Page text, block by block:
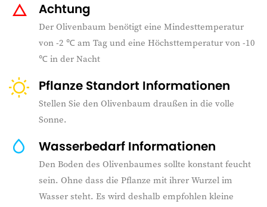
Achtung
Der Olivenbaum benötigt eine Mindesttemperatur
von -2 ℃ am Tag und eine Höchsttemperatur von -10
℃ in der Nacht
Pflanze Standort Informationen
Stellen Sie den Olivenbaum draußen in die volle
Sonne.
Wasserbedarf Informationen
Den Boden des Olivenbaumes sollte konstant feucht
sein. Ohne dass die Pflanze mit ihrer Wurzel im
Wasser steht. Es wird deshalb empfohlen kleine